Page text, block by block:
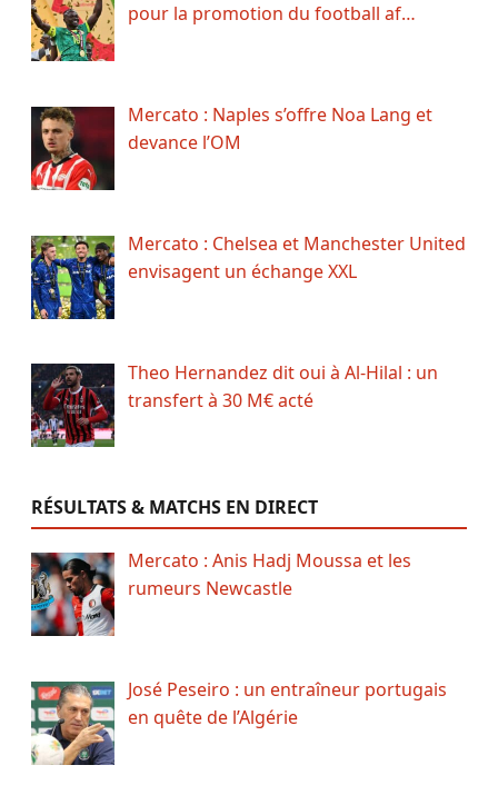
pour la promotion du football af…
Mercato : Naples s’offre Noa Lang et
devance l’OM
Mercato : Chelsea et Manchester United
envisagent un échange XXL
Theo Hernandez dit oui à Al-Hilal : un
transfert à 30 M€ acté
RÉSULTATS & MATCHS EN DIRECT
Mercato : Anis Hadj Moussa et les
rumeurs Newcastle
José Peseiro : un entraîneur portugais
en quête de l’Algérie